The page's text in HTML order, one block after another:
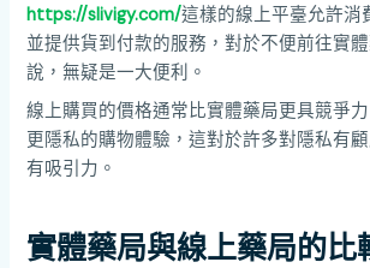
https://slivigy.com/這樣的線上平臺允許消
並提供貨到付款的服務，對於不便前往實
說，無疑是一大便利。
線上購買的價格通常比實體藥局更具競爭
更隱私的購物體驗，這對於許多對隱私有
有吸引力。
實體藥局與線上藥局的比